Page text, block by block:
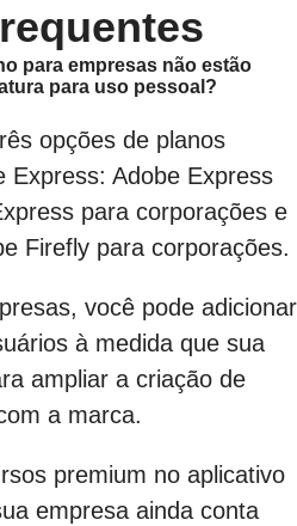
para empresas não estão
para uso pessoal?
opções de planos
Express: Adobe Express
para corporações e
Firefly para corporações.
você pode adicionar
à medida que sua
ampliar a criação de
a marca.
premium no aplicativo
empresa ainda conta